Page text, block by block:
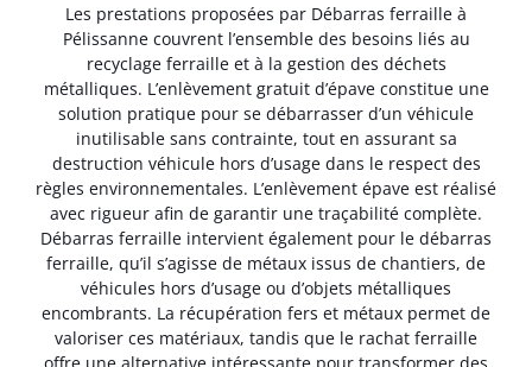
Les prestations proposées par Débarras ferraille à
Pélissanne couvrent l’ensemble des besoins liés au
recyclage ferraille et à la gestion des déchets
métalliques. L’enlèvement gratuit d’épave constitue une
solution pratique pour se débarrasser d’un véhicule
inutilisable sans contrainte, tout en assurant sa
destruction véhicule hors d’usage dans le respect des
règles environnementales. L’enlèvement épave est réalisé
avec rigueur afin de garantir une traçabilité complète.
Débarras ferraille intervient également pour le débarras
ferraille, qu’il s’agisse de métaux issus de chantiers, de
véhicules hors d’usage ou d’objets métalliques
encombrants. La récupération fers et métaux permet de
valoriser ces matériaux, tandis que le rachat ferraille